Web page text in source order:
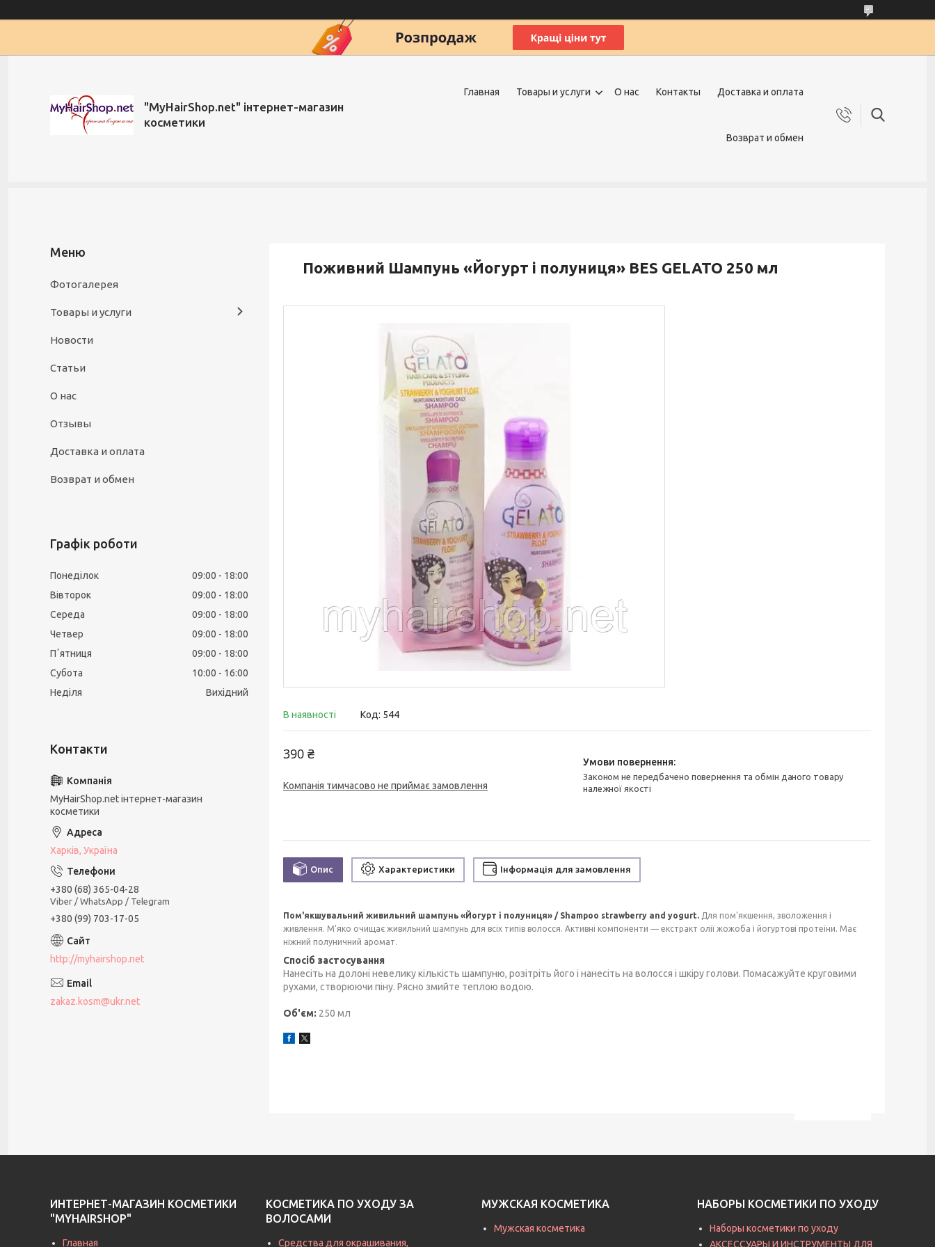
"MyHairShop.net" інтернет-магазин
косметики
Главная Товары и услуги О нас Контакты Доставка и оплата
Возврат и обмен
Поживний Шампунь «Йогурт і полуниця» BES GELATO 250 мл
В наявності Код: 544
390 ₴
Компанія тимчасово не приймає замовлення
Законом не передбачено повернення та обмін даного товару
належної якості
Опис Характеристики Інформація для замовлення
Пом'якшувальний живильний шампунь «Йогурт і полуниця» / Shampoo strawberry and yogurt. Для пом'якшення, зволоження і
живлення. М'яко очищає живильний шампунь для всіх типів волосся. Активні компоненти ― екстракт олії жожоба і йогуртові протеїни. Має
ніжний полуничний аромат.
Спосіб застосування
Нанесіть на долоні невелику кількість шампуню, розітріть його і нанесіть на волосся і шкіру голови. Помасажуйте круговими
рухами, створюючи піну. Рясно змийте теплою водою.
Об'єм: 250 мл
Фотогалерея
Товары и услуги
Новости
Статьи
О нас
Отзывы
Доставка и оплата
Возврат и обмен
Графік роботи
Понеділок 09:00
18:00
Вівторок
09:00
18:00
Середа
09:00
18:00
Четвер
09:00
18:00
Пʼятниця
09:00
18:00
Субота
10:00
16:00
Неділя
Вихідний
MyHairShop.net інтернет-магазин
косметики
Харків, Україна
+380 (68) 365-04-28
Viber / WhatsApp / Telegram
+380 (99) 703-17-05
http://myhairshop.net
zakaz.kosm@ukr.net
ИНТЕРНЕТ-МАГАЗИН КОСМЕТИКИ
"MYHAIRSHOP"
Главная
КОСМЕТИКА ПО УХОДУ ЗА
ВОЛОСАМИ
Средства для окрашивания,
МУЖСКАЯ КОСМЕТИКА
Мужская косметика
НАБОРЫ КОСМЕТИКИ ПО УХОДУ
Наборы косметики по уходу
АКСЕССУАРЫ И ИНСТРУМЕНТЫ ДЛЯ